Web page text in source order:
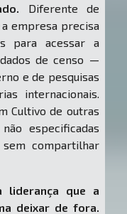
Diferente de
empresa precisa
para acessar a
de censo —
e de pesquisas
internacionais.
Cultivo de outras
especificadas
compartilhar
liderança que a
deixar de fora.